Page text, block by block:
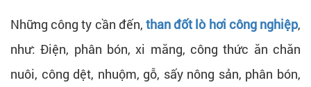
Những công ty cần đến, than đốt lò hơi công nghiệp,
như: Điện, phân bón, xi măng, công thức ăn chăn
nuôi, công dệt, nhuộm, gỗ, sấy nông sản, phân bón,